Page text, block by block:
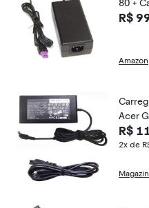
80 +
R$
Amazon
Acer
R$
2x de